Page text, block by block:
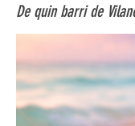
De quin barri de